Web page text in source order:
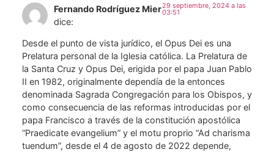
Fernando Rodríguez Mier
dice:
29 septiembre, 2024 a las
03:51
Desde el punto de vista jurídico, el Opus Dei es una
Prelatura personal de la Iglesia católica. La Prelatura de
la Santa Cruz y Opus Dei, erigida por el papa Juan Pablo
II en 1982, originalmente dependía de la entonces
denominada Sagrada Congregación para los Obispos, y
como consecuencia de las reformas introducidas por el
papa Francisco a través de la constitución apostólica
“Praedicate evangelium” y el motu proprio “Ad charisma
tuendum”, desde el 4 de agosto de 2022 depende,